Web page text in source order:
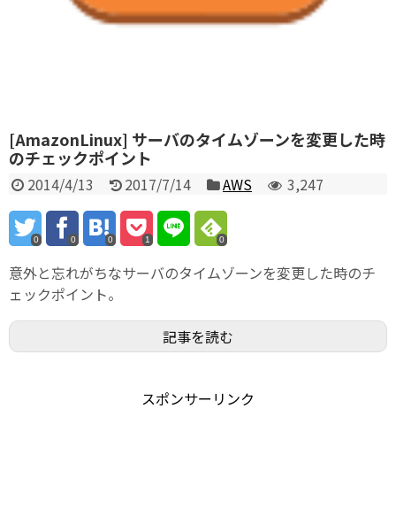
[AmazonLinux] サーバのタイムゾーンを変更した時
のチェックポイント
2014/4/13 2017/7/14 AWS 3,247
0 0 0 1 0
意外と忘れがちなサーバのタイムゾーンを変更した時のチ
ェックポイント。
記事を読む
スポンサーリンク